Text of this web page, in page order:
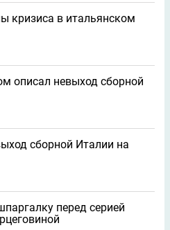
кризиса в итальянском
описал невыход сборной
сборной Италии на
перед серией